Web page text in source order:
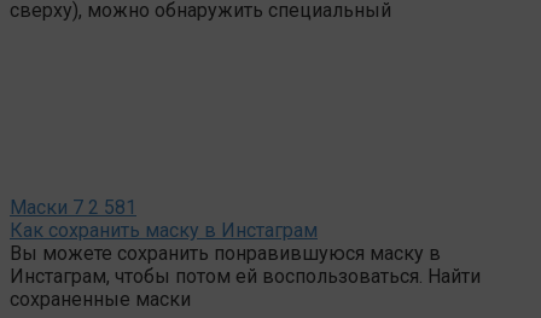
сверху), можно обнаружить специальный
Маски 7 2 581
Как сохранить маску в Инстаграм
Вы можете сохранить понравившуюся маску в
Инстаграм, чтобы потом ей воспользоваться. Найти
сохраненные маски